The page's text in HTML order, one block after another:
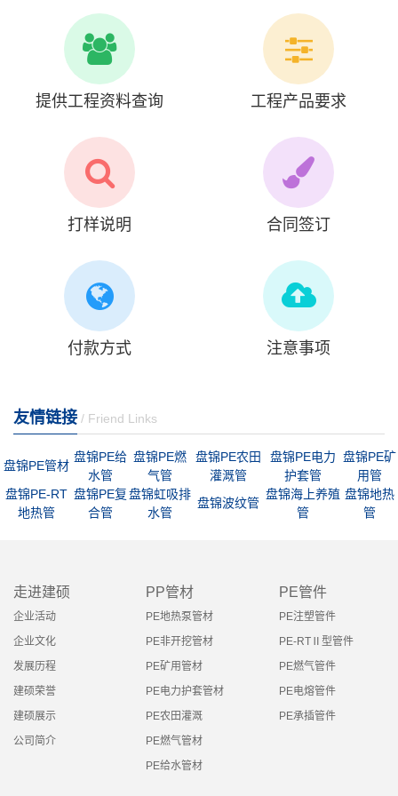
提供工程资料查询 工程产品要求
打样说明 合同签订
付款方式 注意事项
友情链接 / Friend Links
盘锦PE管材
盘锦PE给
水管
盘锦PE燃
气管
盘锦PE农田
灌溉管
盘锦PE电力
护套管
盘锦PE矿
用管
盘锦PE-RT
地热管
盘锦PE复
合管
盘锦虹吸排
水管
盘锦波纹管
盘锦海上养殖
管
盘锦地热
管
走进建硕
企业活动
企业文化
发展历程
建硕荣誉
建硕展示
公司简介
PP管材
PE地热泵管材
PE非开挖管材
PE矿用管材
PE电力护套管材
PE农田灌溉
PE燃气管材
PE给水管材
PE管件
PE注塑管件
PE-RTⅡ型管件
PE燃气管件
PE电熔管件
PE承插管件